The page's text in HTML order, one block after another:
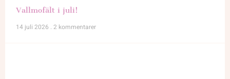
Vallmofält i juli!
14 juli 2026 2 kommentarer